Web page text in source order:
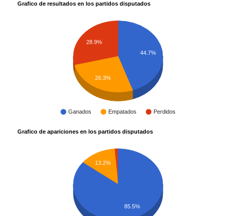
Grafico de resultados en los partidos disputados
Ganados Empatados Perdidos
44.7%
28.9%
26.3%
Grafico de apariciones en los partidos disputados
13.2%
85.5%